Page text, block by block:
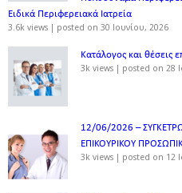
Ειδικά Περιφερειακά Ιατρεία
3.6k views | posted on 30 Ιουνίου, 2026
Κατάλογος και θέσεις
3k views | posted on 28
12/06/2026 –
ΕΠΙΚΟΥΡΙΚΟΥ
3k views | posted on 12